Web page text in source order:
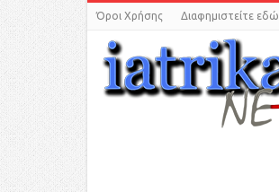
Όροι Χρήσης Διαφημιστείτε εδώ